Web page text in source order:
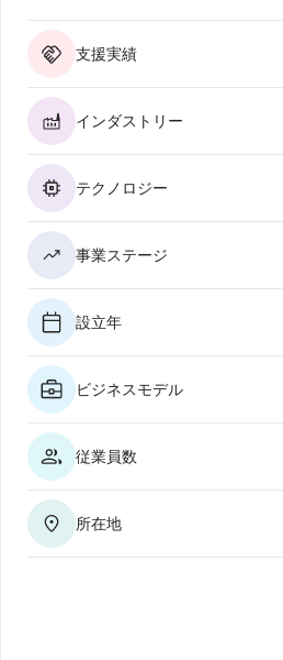
支援実績
インダストリー
テクノロジー
事業ステージ
設立年
ビジネスモデル
従業員数
所在地